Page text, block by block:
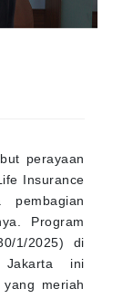
perayaan
Insurance
pembagian
Program
1/2025) di
Jakarta ini
meriah